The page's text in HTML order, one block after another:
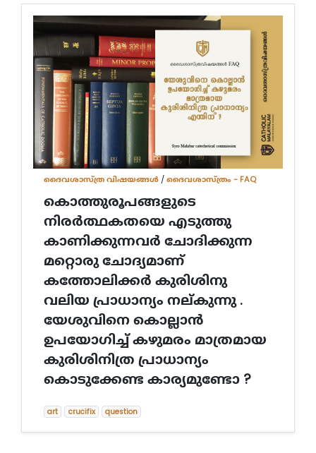
ദൈവശാസ്ത്ര വിഷയങ്ങള്‍ /ദൈവശാസ്ത്രം - FAQ
കൊത്തുരൂപങ്ങളുടെ
നിരർത്ഥകതയെ എടുത്തു
കാണിക്കുന്നവർ ചോദിക്കുന്ന
മറ്റൊരു ചോദ്യമാണ്
കത്തോലിക്കർ കുരിശിനു
വലിയ പ്രാധാന്യം നല്കുന്നു .
യേശുവിനെ കൊല്ലാൻ
ഉപയോഗിച്ച് കഴുമരം മാത്രമായ
കുരിശിനിത്ര പ്രാധാന്യം
കൊടുക്കേണ്ട കാര്യമുണ്ടോ ?
art crucifix question